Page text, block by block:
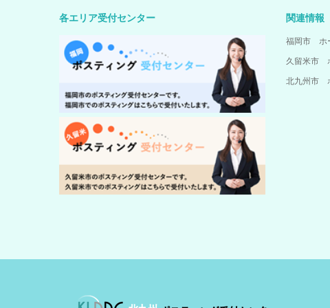
各エリア受付センター 関連情報
福岡市 ホ
久留米市
北九州市